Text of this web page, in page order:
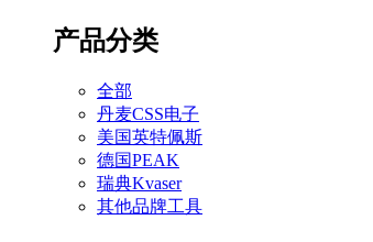
产品分类
全部
丹麦CSS电子
美国英特佩斯
德国PEAK
瑞典Kvaser
其他品牌工具